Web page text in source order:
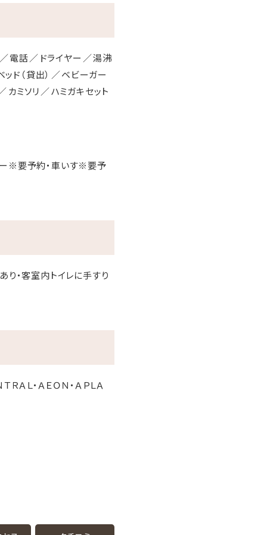
電話 ドライヤー
湯沸
ド（貸出）
ベビーガー
カミソリ
ハミガキセット
ー※要予約・車いす※要予
り・客室内トイレに手すり
ＲＡＬ・ＡＥＯＮ・ＡＰＬＡ